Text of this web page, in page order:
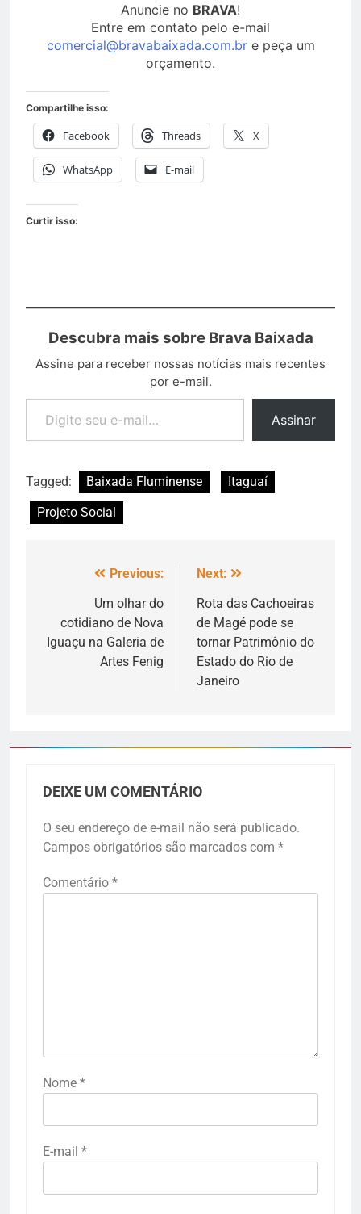
Anuncie no BRAVA!
Entre em contato pelo e-mail
comercial@bravabaixada.com.bre peça um
orçamento.
Compartilhe isso:
Facebook Threads X
WhatsApp E-mail
Curtir isso:
Descubra mais sobre Brava Baixada
Assine para receber nossas notícias mais recentes
por e-mail.
Assinar
Tagged: Baixada Fluminense
Itaguaí
Projeto Social
Previous:
Um olhar do
cotidiano de Nova
Iguaçu na Galeria de
Artes Fenig
Next:
Rota das Cachoeiras
de Magé pode se
tornar Patrimônio do
Estado do Rio de
Janeiro
DEIXE UM COMENTÁRIO
O seu endereço de e-mail não será publicado.
Campos obrigatórios são marcados com *
Comentário *
Nome *
E-mail *